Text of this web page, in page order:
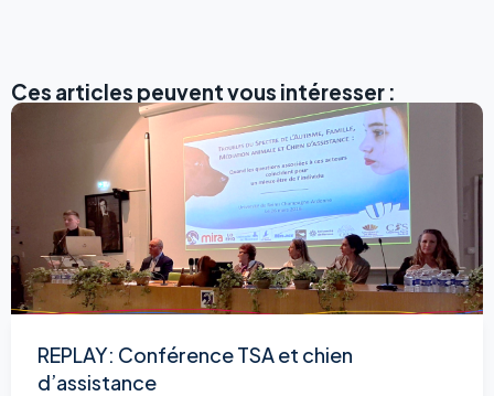
Ces articles peuvent vous intéresser :
REPLAY: Conférence TSA et chien
d’assistance